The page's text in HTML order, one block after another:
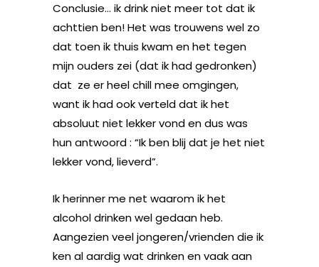
Conclusie… ik drink niet meer tot dat ik
achttien ben! Het was trouwens wel zo
dat toen ik thuis kwam en het tegen
mijn ouders zei (dat ik had gedronken)
dat ze er heel chill mee omgingen,
want ik had ook verteld dat ik het
absoluut niet lekker vond en dus was
hun antwoord : “Ik ben blij dat je het niet
lekker vond, lieverd”.
Ik herinner me net waarom ik het
alcohol drinken wel gedaan heb.
Aangezien veel jongeren/vrienden die ik
ken al aardig wat drinken en vaak aan